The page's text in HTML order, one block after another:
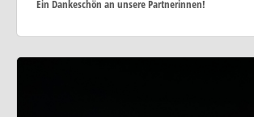
Ein Dankeschön an unsere Partnerinnen!